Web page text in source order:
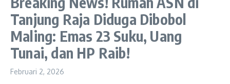
Tanjung Raja Diduga Dibobol
Maling: Emas 23 Suku, Uang
Tunai, dan HP Raib!
Februari 2, 2026